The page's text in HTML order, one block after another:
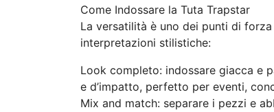
Come Indossare la Tuta Trapstar
La versatilità è uno dei punti di
interpretazioni stilistiche:
Look completo: indossare giacca e
e d’impatto, perfetto per eventi,
Mix and match: separare i pezzi e